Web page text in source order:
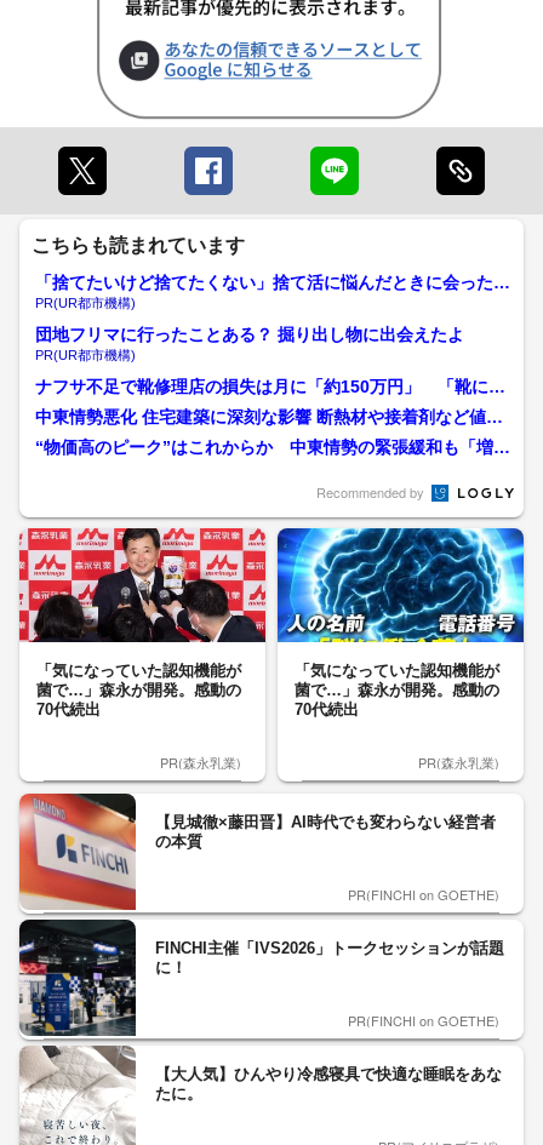
こちらも読まれています
「捨てたいけど捨てたくない」捨て活に悩んだときに会ったの
は…
PR(UR都市機構)
団地フリマに行ったことある？ 掘り出し物に出会えたよ
PR(UR都市機構)
ナフサ不足で靴修理店の損失は月に「約150万円」 「靴に使
う接着剤が…死活問題」...
中東情勢悪化 住宅建築に深刻な影響 断熱材や接着剤など値上
げ入手困難に 工務店「...
“物価高のピーク”はこれからか 中東情勢の緊張緩和も「増加
Recommended by
「気になっていた認知機能が
菌で…」森永が開発。感動の
70代続出
PR(森永乳業)
「気になっていた認知機能が
菌で…」森永が開発。感動の
70代続出
PR(森永乳業)
【見城徹×藤田晋】AI時代でも変わらない経営者
の本質
PR(FINCHI on GOETHE)
FINCHI主催「IVS2026」トークセッションが話題
に！
PR(FINCHI on GOETHE)
【大人気】ひんやり冷感寝具で快適な睡眠をあな
たに。